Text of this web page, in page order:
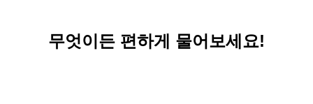
무엇이든 편하게 물어보세요!